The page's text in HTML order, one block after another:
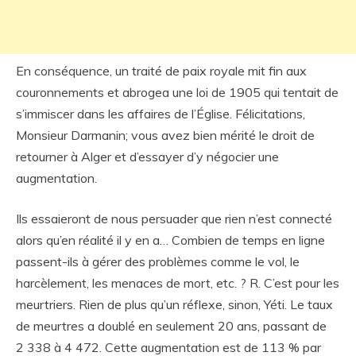
En conséquence, un traité de paix royale mit fin aux
couronnements et abrogea une loi de 1905 qui tentait de
s’immiscer dans les affaires de l’Église. Félicitations,
Monsieur Darmanin; vous avez bien mérité le droit de
retourner à Alger et d’essayer d’y négocier une
augmentation.
Ils essaieront de nous persuader que rien n’est connecté
alors qu’en réalité il y en a… Combien de temps en ligne
passent-ils à gérer des problèmes comme le vol, le
harcèlement, les menaces de mort, etc. ? R. C’est pour les
meurtriers. Rien de plus qu’un réflexe, sinon, Yéti. Le taux
de meurtres a doublé en seulement 20 ans, passant de
2 338 à 4 472. Cette augmentation est de 113 % par